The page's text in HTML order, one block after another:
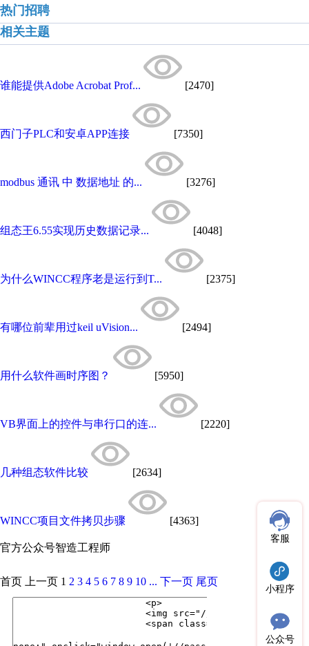
热门招聘
相关主题
谁能提供Adobe Acrobat Prof... [2470]
西门子PLC和安卓APP连接 [7350]
modbus 通讯 中 数据地址 的... [3276]
组态王6.55实现历史数据记录... [4048]
为什么WINCC程序老是运行到T... [2375]
有哪位前辈用过keil uVision... [2494]
用什么软件画时序图？ [5950]
VB界面上的控件与串行口的连... [2220]
几种组态软件比较 [2634]
WINCC项目文件拷贝步骤 [4363]
官方公众号智造工程师
客服
小程序
公众号
首页 上一页 1 2 3 4 5 6 7 8 9 10 ... 下一页 尾页